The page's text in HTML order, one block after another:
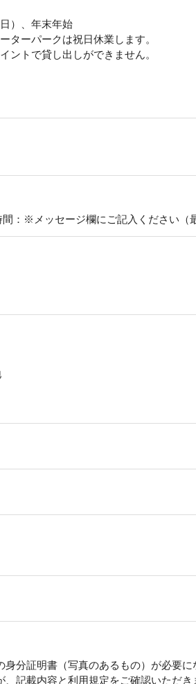
）、年末年始
ターパークは祝日休業します。
ントで貸し出しができません。
：※メッセージ欄にご記入ください（
身分証明書（写真のあるもの）が必要に
記載内容と利用規定をご確認いただき